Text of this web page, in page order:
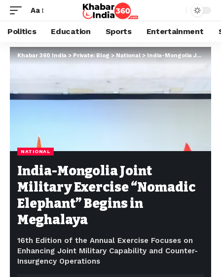
Aa
Politics Education Sports Entertainment
Khabar 360 India>Private: Blog>National>India-Mongolia Joint Military Exercise “Nomadic Elephant” Begins in Meghalaya
NATIONAL
India-Mongolia Joint
Military Exercise “Nomadic
Elephant” Begins in
Meghalaya
16th Edition of the Annual Exercise Focuses on
Enhancing Joint Military Capability and Counter-
Insurgency Operations